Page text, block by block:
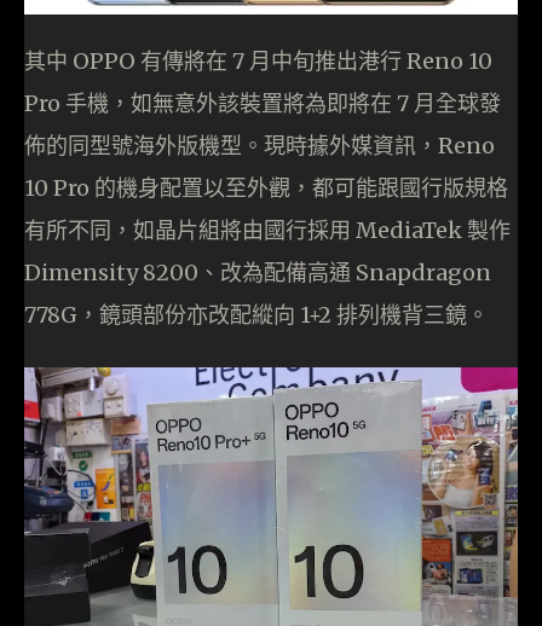
其中 OPPO 有傳將在 7 月中旬推出港行 Reno 10
Pro 手機，如無意外該裝置將為即將在 7 月全球發
佈的同型號海外版機型。現時據外媒資訊，Reno
10 Pro 的機身配置以至外觀，都可能跟國行版規格
有所不同，如晶片組將由國行採用 MediaTek 製作
Dimensity 8200、改為配備高通 Snapdragon
778G，鏡頭部份亦改配縱向 1+2 排列機背三鏡。